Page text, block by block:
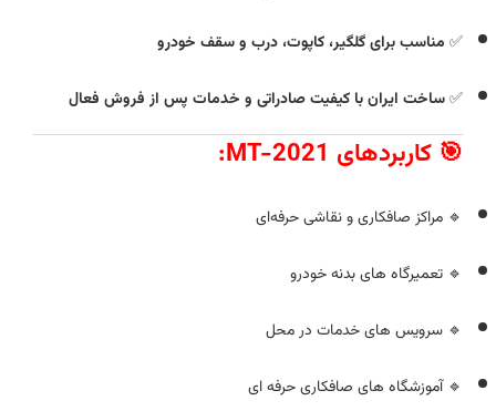
✅ مناسب برای گلگیر، کاپوت، درب و سقف خودرو
✅ساخت ایران با کیفیت صادراتی و خدمات پس از فروش فعال
🎯 کاربردهای MT-2021:
🔹 مراکز صافکاری و نقاشی حرفه‌ای
🔹 تعمیرگاه‌ های بدنه خودرو
🔹 سرویس‌ های خدمات در محل
🔹 آموزشگاه‌ های صافکاری حرفه‌ ای